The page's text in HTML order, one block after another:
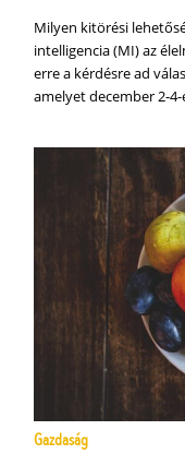
Milyen kitörési
intelligencia (MI) az
erre a kérdésre ad
amelyet december 2-
Gazdaság